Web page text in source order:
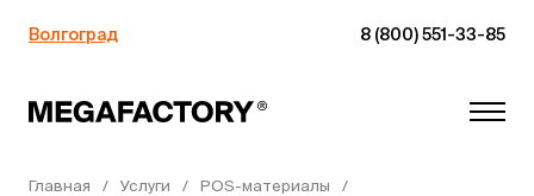
Волгоград 8 (800) 551-33-85
Главная Услуги
POS-материалы